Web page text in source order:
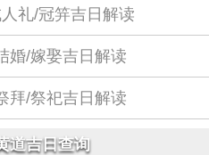
礼/冠笄吉日解读
婚/嫁娶吉日解读
拜/祭祀吉日解读
道吉日查询